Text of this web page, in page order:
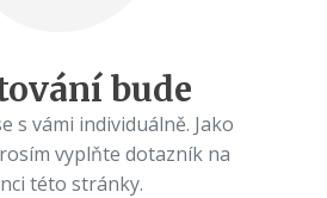
bude
s vámi individuálně. Jako
vyplňte dotazník na
této stránky.